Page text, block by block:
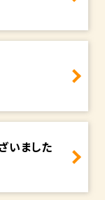
いました